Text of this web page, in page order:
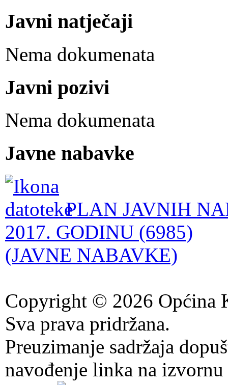
Javni natječaji
Nema dokumenata
Javni pozivi
Nema dokumenata
Javne nabavke
PLAN JAVNIH
2017. GODINU (6985)
(JAVNE NABAVKE)
Copyright © 2026 Općina
Sva prava pridržana.
Preuzimanje sadržaja
navođenje linka na izvornu